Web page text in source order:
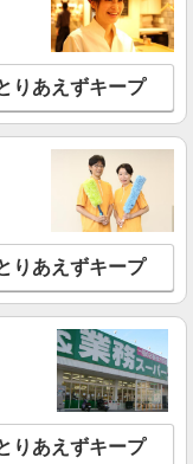
詳細を見る
ザメイクスタッフ
給1,150円以上 土日・
生 時給1,150円以上
宿2-9-7 結城野ビル1F
細を見る
接客・調理・清掃な
5:00：時給1,475円 ※
りあえずキープ
りあえずキープ
りあえずキープ